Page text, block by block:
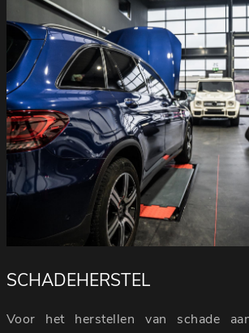
SCHADEHERSTEL
Voor het herstellen van schade